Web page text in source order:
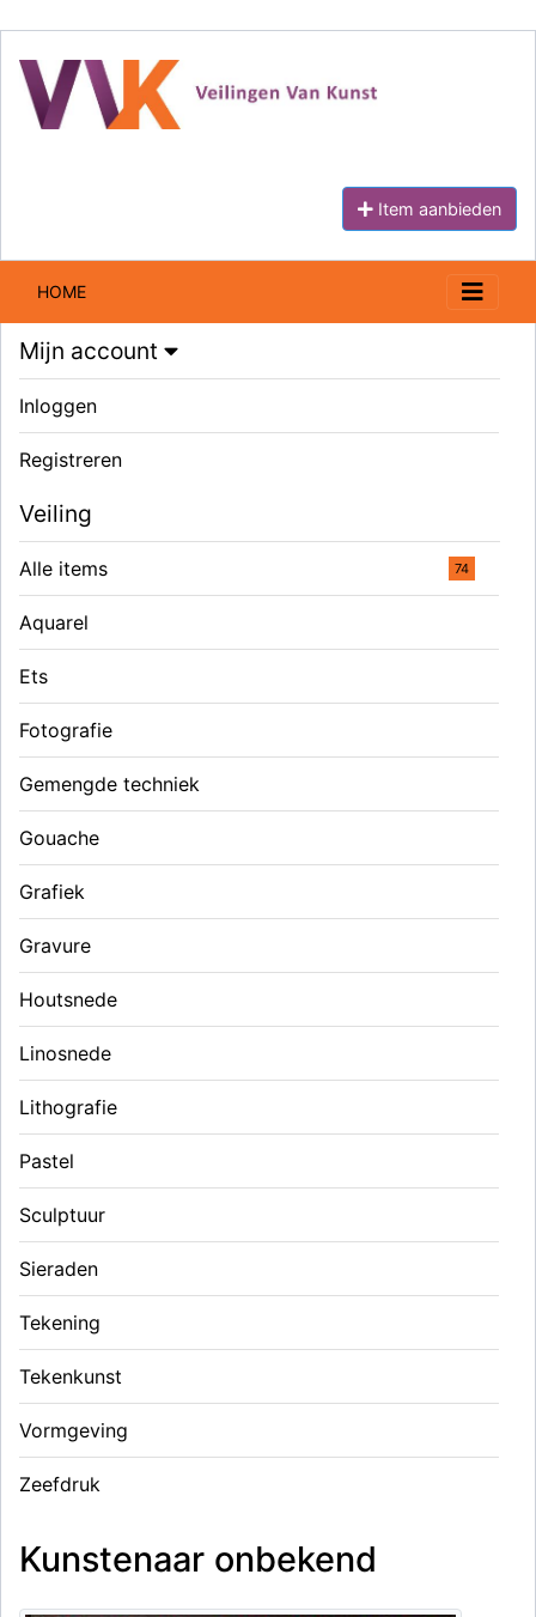
Item aanbieden
HOME
Mijn account
Inloggen
Registreren
Veiling
Alle items 74
Aquarel
Ets
Fotografie
Gemengde techniek
Gouache
Grafiek
Gravure
Houtsnede
Linosnede
Lithografie
Pastel
Sculptuur
Sieraden
Tekening
Tekenkunst
Vormgeving
Zeefdruk
Kunstenaar onbekend